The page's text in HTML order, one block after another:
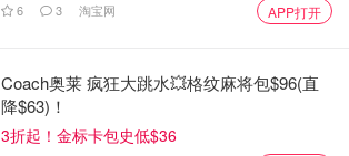
6 3 淘宝网 APP打开
Coach奥莱 疯狂大跳水💥格纹麻将包$96(直
降$63)！
3折起！金标卡包史低$36